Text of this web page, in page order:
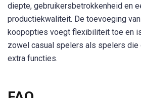
diepte, gebruikersbetrokkenheid en
productiekwaliteit. De toevoeging van
koopopties voegt flexibiliteit toe en
zowel casual spelers als spelers die
extra functies.